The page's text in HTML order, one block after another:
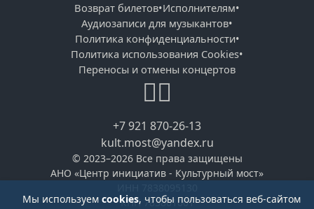
Возврат билетов•Исполнителям•
Аудиозаписи для музыкантов•
Политика конфиденциальности•
Политика использования Cookies•
Переносы и отмены концертов
+7 921 870-26-13
kult.most@yandex.ru
© 2023–2026 Все права защищены
АНО «Центр инициатив - Культурный мост»
КПП 783801001
Мы используем cookies, чтобы пользоваться веб-сайтом